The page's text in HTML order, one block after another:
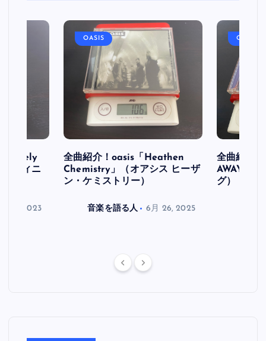
フィニ
30, 2023
OASIS
全曲紹介！oasis「Heathen
Chemistry」（オアシス ヒーザ
ン・ケミストリー）
音楽を語る人 6月 26, 2025
OASIS
全曲紹介
AWAY」
グ）